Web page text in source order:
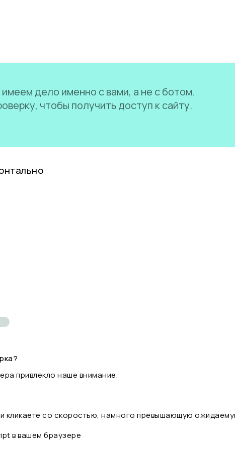
дело именно с вами, а не с ботом.
чтобы получить доступ к сайту.
привлекло наше внимание.
кликаете со скоростью, намного превышающую
в вашем браузере